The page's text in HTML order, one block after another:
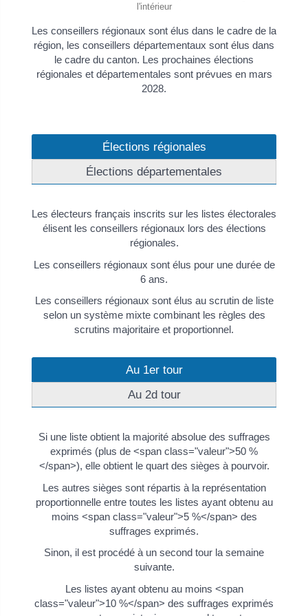
l'intérieur
Les conseillers régionaux sont élus dans le cadre de la
région, les conseillers départementaux sont élus dans
le cadre du canton. Les prochaines élections
régionales et départementales sont prévues en mars
2028.
Élections régionales
Élections départementales
Les électeurs français inscrits sur les listes électorales
élisent les conseillers régionaux lors des élections
régionales.
Les conseillers régionaux sont élus pour une durée de
6 ans.
Les conseillers régionaux sont élus au scrutin de liste
selon un système mixte combinant les règles des
scrutins majoritaire et proportionnel.
Au 1er tour
Au 2d tour
Si une liste obtient la majorité absolue des suffrages
exprimés (plus de <span class="valeur">50 %
</span>), elle obtient le quart des sièges à pourvoir.
Les autres sièges sont répartis à la représentation
proportionnelle entre toutes les listes ayant obtenu au
moins <span class="valeur">5 %</span> des
suffrages exprimés.
Sinon, il est procédé à un second tour la semaine
suivante.
Les listes ayant obtenu au moins <span
class="valeur">10 %</span> des suffrages exprimés